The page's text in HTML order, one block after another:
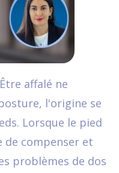
affalé ne
l'origine se
Lorsque le pied
de compenser et
problèmes de dos